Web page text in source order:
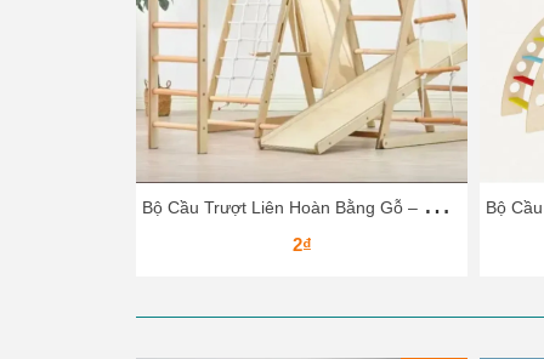
B
ộ Cầu Trượt Liên Hoàn Bằng Gỗ – Vận Động Leo Núi, Trượt Dốc Cho Bé
2₫